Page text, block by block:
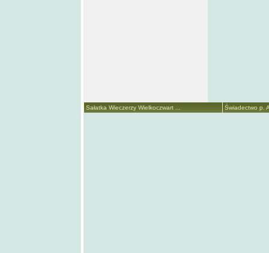
Sałatka Wieczerzy Wielkoczwart ... Świadectwo p.